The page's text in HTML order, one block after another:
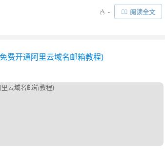
- 阅读全文
费开通阿里云域名邮箱教程)